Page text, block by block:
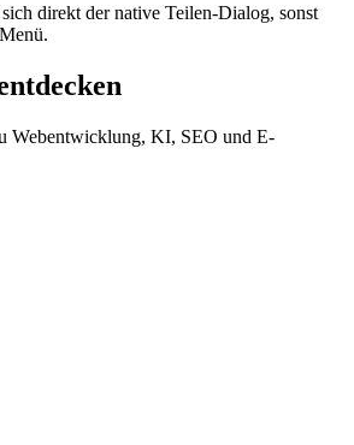
direkt der native Teilen-Dialog, sonst
Webentwicklung, KI, SEO und E-